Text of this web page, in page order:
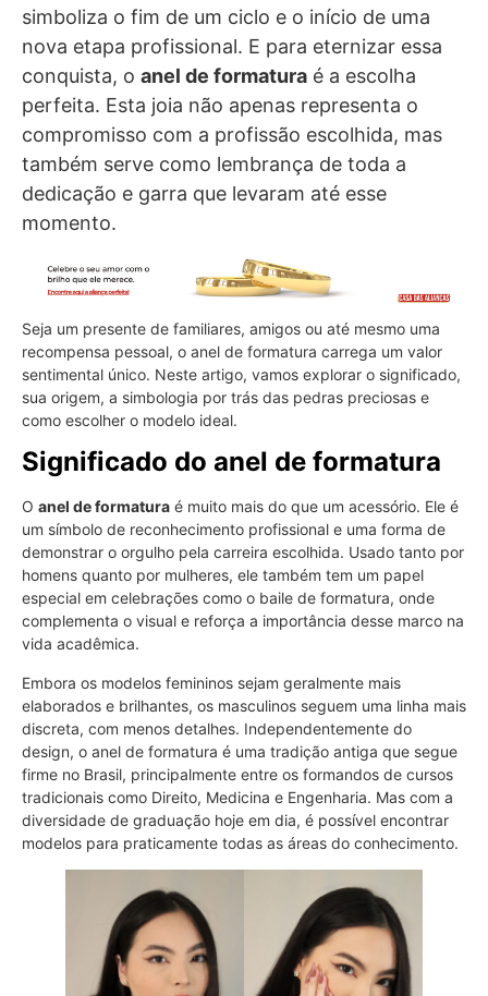
simboliza o fim de um ciclo e o início de uma
nova etapa profissional. E para eternizar essa
conquista, o anel de formatura é a escolha
perfeita. Esta joia não apenas representa o
compromisso com a profissão escolhida, mas
também serve como lembrança de toda a
dedicação e garra que levaram até esse
momento.
Seja um presente de familiares, amigos ou até mesmo uma
recompensa pessoal, o anel de formatura carrega um valor
sentimental único. Neste artigo, vamos explorar o significado,
sua origem, a simbologia por trás das pedras preciosas e
como escolher o modelo ideal.
Significado do anel de formatura
O anel de formatura é muito mais do que um acessório. Ele é
um símbolo de reconhecimento profissional e uma forma de
demonstrar o orgulho pela carreira escolhida. Usado tanto por
homens quanto por mulheres, ele também tem um papel
especial em celebrações como o baile de formatura, onde
complementa o visual e reforça a importância desse marco na
vida acadêmica.
Embora os modelos femininos sejam geralmente mais
elaborados e brilhantes, os masculinos seguem uma linha mais
discreta, com menos detalhes. Independentemente do
design, o anel de formatura é uma tradição antiga que segue
firme no Brasil, principalmente entre os formandos de cursos
tradicionais como Direito, Medicina e Engenharia. Mas com a
diversidade de graduação hoje em dia, é possível encontrar
modelos para praticamente todas as áreas do conhecimento.